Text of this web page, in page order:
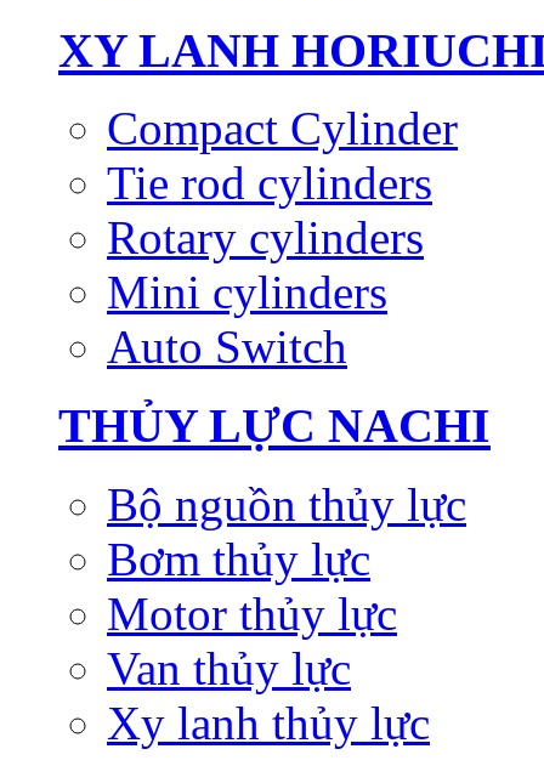
XY LANH
Compact Cylinder
Tie rod cylinders
Rotary cylinders
Mini cylinders
Auto Switch
THỦY LỰC NACHI
Bộ nguồn thủy lực
Bơm thủy lực
Motor thủy lực
Van thủy lực
Xy lanh thủy lực